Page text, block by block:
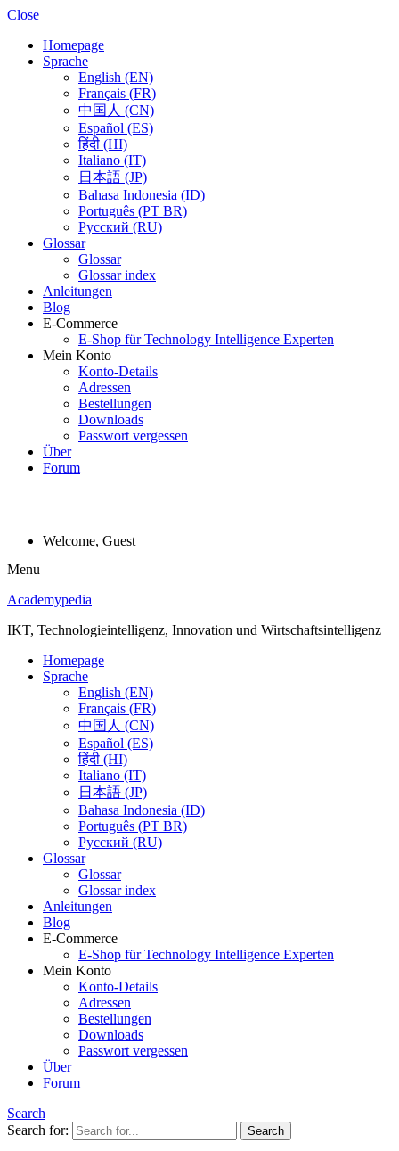
Close
Homepage
Sprache
English (EN)
Français (FR)
中国人 (CN)
Español (ES)
हिंदी (HI)
Italiano (IT)
日本語 (JP)
Bahasa Indonesia (ID)
Português (PT BR)
Pусский (RU)
Glossar
Glossar
Glossar index
Anleitungen
Blog
E-Commerce
E-Shop für Technology Intelligence Experten
Mein Konto
Konto-Details
Adressen
Bestellungen
Downloads
Passwort vergessen
Über
Forum
Welcome, Guest
Menu
Academypedia
IKT, Technologieintelligenz, Innovation und Wirtschaftsintelligenz
Homepage
Sprache
English (EN)
Français (FR)
中国人 (CN)
Español (ES)
हिंदी (HI)
Italiano (IT)
日本語 (JP)
Bahasa Indonesia (ID)
Português (PT BR)
Pусский (RU)
Glossar
Glossar
Glossar index
Anleitungen
Blog
E-Commerce
E-Shop für Technology Intelligence Experten
Mein Konto
Konto-Details
Adressen
Bestellungen
Downloads
Passwort vergessen
Über
Forum
Search
Search for: